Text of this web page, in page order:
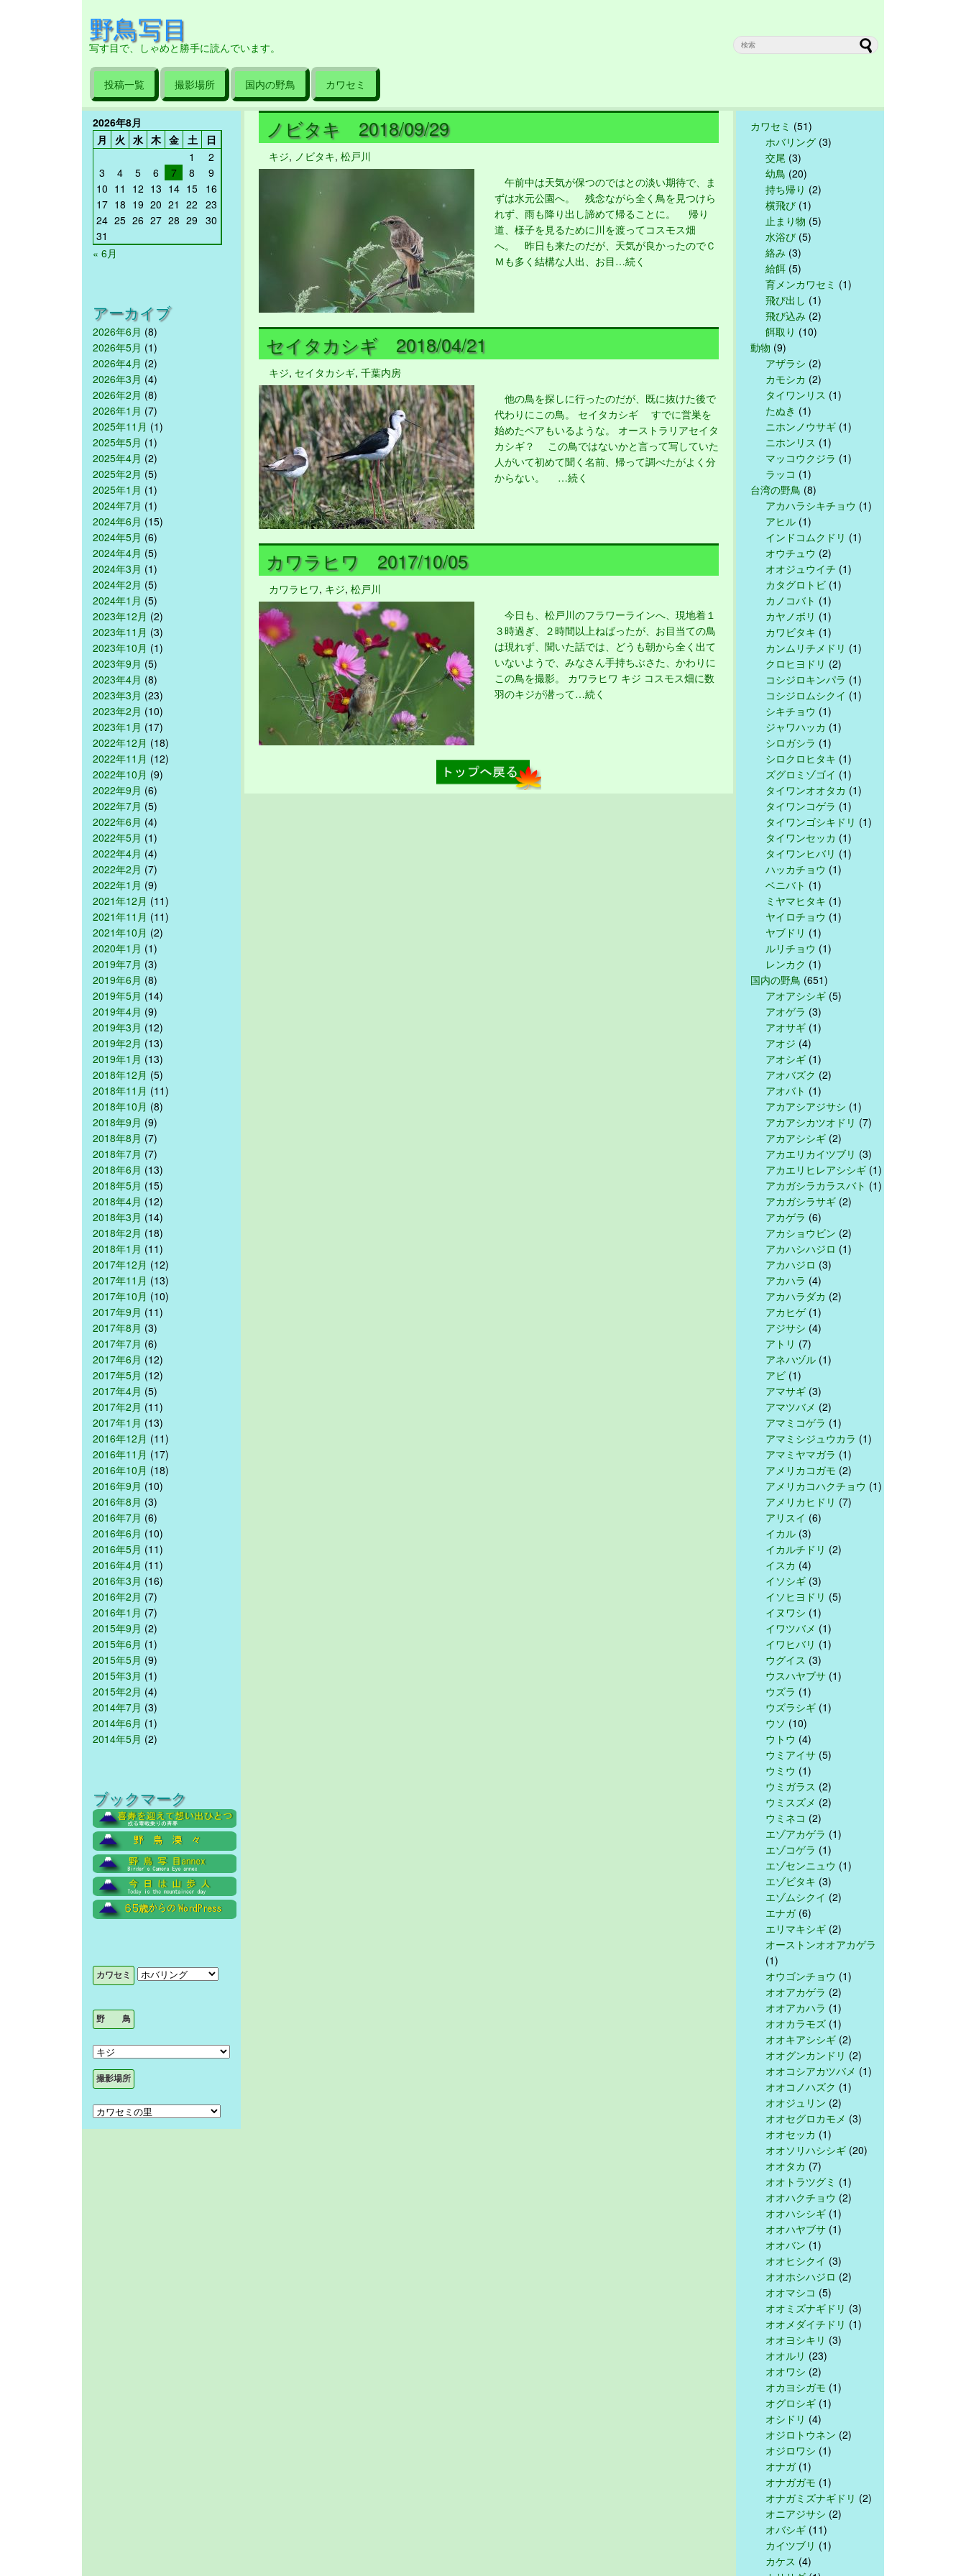
野鳥写目
写す目で、しゃめと勝手に読んでいます。
投稿一覧 撮影場所 国内の野鳥 カワセミ
2026年8月
月
火 水 木 金 土
日
1
2
3
4 5 6 7 8
9
10 11 12 13 14 15 16
17 18 19 20 21 22 23
24 25 26 27 28 29 30
31
« 6月
アーカイブ
2026年6月 (8)
2026年5月 (1)
2026年4月 (2)
2026年3月 (4)
2026年2月 (8)
2026年1月 (7)
2025年11月 (1)
2025年5月 (1)
2025年4月 (2)
2025年2月 (5)
2025年1月 (1)
2024年7月 (1)
2024年6月 (15)
2024年5月 (6)
2024年4月 (5)
2024年3月 (1)
2024年2月 (5)
2024年1月 (5)
2023年12月 (2)
2023年11月 (3)
2023年10月 (1)
2023年9月 (5)
2023年4月 (8)
2023年3月 (23)
2023年2月 (10)
2023年1月 (17)
2022年12月 (18)
2022年11月 (12)
2022年10月 (9)
2022年9月 (6)
2022年7月 (5)
2022年6月 (4)
2022年5月 (1)
2022年4月 (4)
2022年2月 (7)
2022年1月 (9)
2021年12月 (11)
2021年11月 (11)
2021年10月 (2)
2020年1月 (1)
2019年7月 (3)
2019年6月 (8)
2019年5月 (14)
2019年4月 (9)
2019年3月 (12)
2019年2月 (13)
2019年1月 (13)
2018年12月 (5)
2018年11月 (11)
2018年10月 (8)
2018年9月 (9)
2018年8月 (7)
2018年7月 (7)
2018年6月 (13)
2018年5月 (15)
2018年4月 (12)
2018年3月 (14)
2018年2月 (18)
2018年1月 (11)
2017年12月 (12)
2017年11月 (13)
2017年10月 (10)
2017年9月 (11)
2017年8月 (3)
2017年7月 (6)
2017年6月 (12)
2017年5月 (12)
2017年4月 (5)
2017年2月 (11)
2017年1月 (13)
2016年12月 (11)
2016年11月 (17)
2016年10月 (18)
2016年9月 (10)
2016年8月 (3)
2016年7月 (6)
2016年6月 (10)
2016年5月 (11)
2016年4月 (11)
2016年3月 (16)
2016年2月 (7)
2016年1月 (7)
2015年9月 (2)
2015年6月 (1)
2015年5月 (9)
2015年3月 (1)
2015年2月 (4)
2014年7月 (3)
2014年6月 (1)
2014年5月 (2)
ブックマーク
ノビタキ 2018/09/29
キジ, ノビタキ, 松戸川
午前中は天気が保つのではとの淡い期待で、ま
ずは水元公園へ。 残念ながら全く鳥を見つけら
れず、雨も降り出し諦めて帰ることに。 帰り
道、様子を見るために川を渡ってコスモス畑
へ。 昨日も来たのだが、天気が良かったのでＣ
Ｍも多く結構な人出、お目…続く
セイタカシギ 2018/04/21
キジ, セイタカシギ, 千葉内房
他の鳥を探しに行ったのだが、既に抜けた後で
代わりにこの鳥。 セイタカシギ すでに営巣を
始めたペアもいるような。 オーストラリアセイタ
カシギ？ この鳥ではないかと言って写していた
人がいて初めて聞く名前、帰って調べたがよく分
からない。 …続く
カワラヒワ 2017/10/05
カワラヒワ, キジ, 松戸川
今日も、松戸川のフラワーラインへ、現地着１
３時過ぎ、２時間以上ねばったが、お目当ての鳥
は現れず、聞いた話では、どうも朝から全く出て
いないようで、みなさん手持ちぶさた、かわりに
この鳥を撮影。 カワラヒワ キジ コスモス畑に数
羽のキジが潜って…続く
カワセミ (51)
ホバリング (3)
交尾 (3)
幼鳥 (20)
持ち帰り (2)
横飛び (1)
止まり物 (5)
水浴び (5)
絡み (3)
給餌 (5)
育メンカワセミ (1)
飛び出し (1)
飛び込み (2)
餌取り (10)
動物 (9)
アザラシ (2)
カモシカ (2)
タイワンリス (1)
たぬき (1)
ニホンノウサギ (1)
ニホンリス (1)
マッコウクジラ (1)
ラッコ (1)
台湾の野鳥 (8)
アカハラシキチョウ (1)
アヒル (1)
インドコムクドリ (1)
オウチュウ (2)
オオジュウイチ (1)
カタグロトビ (1)
カノコバト (1)
カヤノボリ (1)
カワビタキ (1)
カンムリチメドリ (1)
クロヒヨドリ (2)
コシジロキンパラ (1)
コシジロムシクイ (1)
シキチョウ (1)
ジャワハッカ (1)
シロガシラ (1)
シロクロヒタキ (1)
ズグロミゾゴイ (1)
タイワンオオタカ (1)
タイワンコゲラ (1)
タイワンゴシキドリ (1)
タイワンセッカ (1)
タイワンヒバリ (1)
ハッカチョウ (1)
ベニバト (1)
ミヤマヒタキ (1)
ヤイロチョウ (1)
ヤブドリ (1)
ルリチョウ (1)
レンカク (1)
国内の野鳥 (651)
アオアシシギ (5)
アオゲラ (3)
アオサギ (1)
アオジ (4)
アオシギ (1)
アオバズク (2)
アオバト (1)
アカアシアジサシ (1)
アカアシカツオドリ (7)
アカアシシギ (2)
アカエリカイツブリ (3)
アカエリヒレアシシギ (1)
アカガシラカラスバト (1)
アカガシラサギ (2)
アカゲラ (6)
アカショウビン (2)
アカハシハジロ (1)
アカハジロ (3)
アカハラ (4)
アカハラダカ (2)
アカヒゲ(1)
アジサシ (4)
アトリ (7)
アネハヅル (1)
アビ (1)
アマサギ (3)
アマツバメ (2)
アマミコゲラ (1)
アマミシジュウカラ (1)
アマミヤマガラ (1)
アメリカコガモ (2)
アメリカコハクチョウ (1)
アメリカヒドリ (7)
アリスイ (6)
イカル (3)
イカルチドリ (2)
イスカ (4)
イソシギ (3)
イソヒヨドリ (5)
イヌワシ (1)
イワツバメ (1)
イワヒバリ (1)
ウグイス (3)
ウスハヤブサ (1)
ウズラ (1)
ウズラシギ (1)
ウソ (10)
ウトウ (4)
ウミアイサ (5)
ウミウ (1)
ウミガラス (2)
ウミスズメ (2)
ウミネコ (2)
エゾアカゲラ (1)
エゾコゲラ (1)
エゾセンニュウ (1)
エゾビタキ (3)
エゾムシクイ (2)
エナガ(6)
エリマキシギ (2)
オーストンオオアカゲラ
(1)
オウゴンチョウ (1)
オオアカゲラ (2)
オオアカハラ (1)
オオカラモズ (1)
オオキアシシギ (2)
オオグンカンドリ (2)
オオコシアカツバメ (1)
オオコノハズク (1)
オオジュリン (2)
オオセグロカモメ (3)
オオセッカ (1)
オオソリハシシギ (20)
オオタカ (7)
オオトラツグミ (1)
オオハクチョウ (2)
オオハシシギ (1)
オオハヤブサ (1)
オオバン (1)
オオヒシクイ (3)
オオホシハジロ (2)
オオマシコ (5)
オオミズナギドリ (3)
オオメダイチドリ (1)
オオヨシキリ (3)
オオルリ (23)
オオワシ (2)
オカヨシガモ (1)
オグロシギ (1)
オシドリ (4)
オジロトウネン (2)
オジロワシ (1)
オナガ(1)
オナガガモ (1)
オナガミズナギドリ (2)
オニアジサシ (2)
オバシギ (11)
カイツブリ (1)
カケス (4)